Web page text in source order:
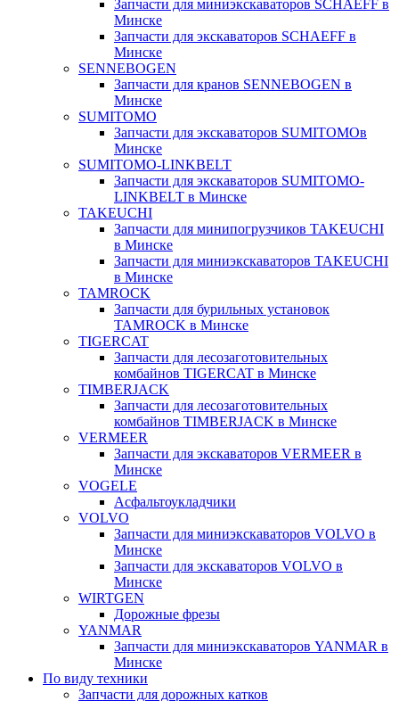
Запчасти для миниэкскаваторов SCHAEFF в
Минске
Запчасти для экскаваторов SCHAEFF в
Минске
SENNEBOGEN
Запчасти для кранов SENNEBOGEN в
Минске
SUMITOMO
Запчасти для экскаваторов SUMITOMOв
Минске
SUMITOMO-LINKBELT
Запчасти для экскаваторов SUMITOMO-
LINKBELT в Минске
TAKEUCHI
Запчасти для минипогрузчиков TAKEUCHI
в Минске
Запчасти для миниэкскаваторов TAKEUCHI
в Минске
TAMROCK
Запчасти для бурильных установок
TAMROCK в Минске
TIGERCAT
Запчасти для лесозаготовительных
комбайнов TIGERCAT в Минске
TIMBERJACK
Запчасти для лесозаготовительных
комбайнов TIMBERJACK в Минске
VERMEER
Запчасти для экскаваторов VERMEER в
Минске
VOGELE
Асфальтоукладчики
VOLVO
Запчасти для миниэкскаваторов VOLVO в
Минске
Запчасти для экскаваторов VOLVO в
Минске
WIRTGEN
Дорожные фрезы
YANMAR
Запчасти для миниэкскаваторов YANMAR в
Минске
По виду техники
Запчасти для дорожных катков